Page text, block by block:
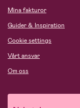
Mina fakturor
Guider & Inspiration
Cookie settings
Vårt ansvar
Om oss